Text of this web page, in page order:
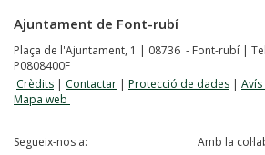
Ajuntament de Font-rubí
Plaça de l'Ajuntament, 1 | 08736 - Font-rubí |
P0808400F
Crèdits | Contactar | Protecció de dades | Avís
Mapa web
Segueix-nos a: Amb la